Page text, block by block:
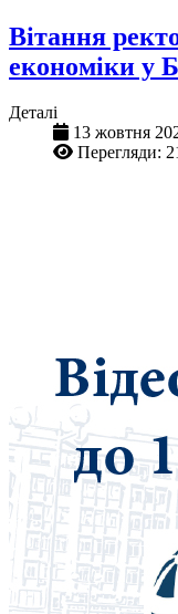
Вітання
економіки у
Деталі
13 жовтня
Перегляди: